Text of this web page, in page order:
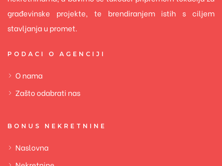
građevinske projekte, te brendiranjem istih s ciljem
stavljanja u promet.
PODACI O AGENCIJI
O nama
Zašto odabrati nas
BONUS NEKRETNINE
Naslovna